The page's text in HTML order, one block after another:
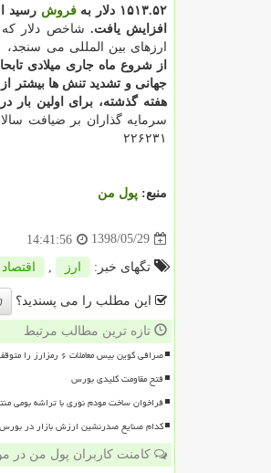
۱۵۱۳.۵۲ دلار به
فروش رسید
افزایش یافت. شاخص دلار
ارزهای بین المللی می سنجد، ۰.۱ درصد افزایش پیدا كرد.
از شروع ماه جاری میلادی
جهانی و تشدید تنش ها بیشتر از ۱۰۰ دلار افزایش یافته است.
هفته گذشته، برای اولین بار در ۱۲ سال گذشته، ارزش اوراق قرضه ۱۰ ساله خزانه داری آمریكا كمتر از اوراق دو ساله این وزارتخانه شد.
سرمایه گذاران بر ضیافت
۲۲۶۲۳۱
منبع: پول من
1398/05/29
14:41:56
تگهای خبر: ارز اقتصاد
این مطلب را می پسندید؟
تازه ترین مطالب مرتبط
صرافی کوین بیس معاملات ۶ رمزارز را متوقف ساخت
فتح مقاومت کلیدی بورس
فراخوان ساخت مودم نوری با تراشه بومی
کدام صنایع صدرنشین ارزش بازار در بورس هستند
کامنت کاربران پول من در